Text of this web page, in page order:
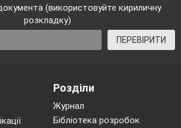
(використовуйте кириличну
розкладку)
ПЕРЕВІРИТИ
Розділи
Журнал
Бібліотека розробок